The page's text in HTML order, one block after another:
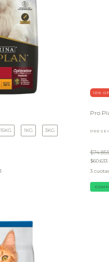
15KG 1KG 3KG
10%
Pro
$60.633
3